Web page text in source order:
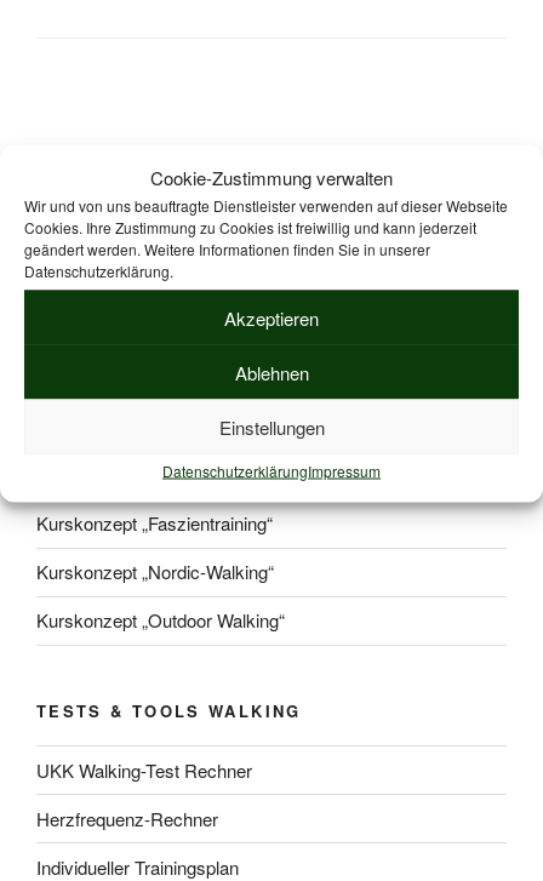
Cookie-Zustimmung verwalten
Wir und von uns beauftragte Dienstleister verwenden auf dieser Webseite
Cookies. Ihre Zustimmung zu Cookies ist freiwillig und kann jederzeit
geändert werden. Weitere Informationen finden Sie in unserer
Datenschutzerklärung.
Akzeptieren
Ablehnen
Einstellungen
DatenschutzerklärungImpressum
nach:
ZPP geprüfte Kurskonzepte zur Durchführung von
Präventionskursen nach § 20 SGB V.
Kurskonzept „Beckenbodentraining“
Kurskonzept „Faszientraining“
Kurskonzept „Nordic-Walking“
Kurskonzept „Outdoor Walking“
TESTS & TOOLS WALKING
UKK Walking-Test Rechner
Herzfrequenz-Rechner
Individueller Trainingsplan